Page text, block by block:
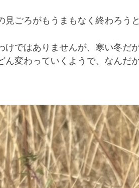
見ごろがもうまもなく終わろう
けではありませんが、寒い冬だ
ん変わっていくようで、なんだ